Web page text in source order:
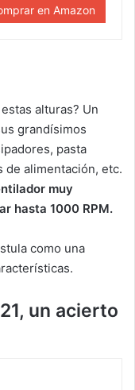
en Amazon
alturas? Un
grandísimos
pasta
alimentación, etc.
muy
hasta 1000 RPM.
como una
un acierto